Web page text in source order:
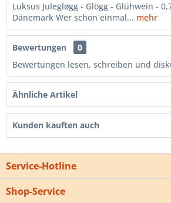
Luksus Julegløgg - Glögg - Glühwein -
Dänemark Wer schon einmal... mehr
Bewertungen
0
Bewertungen lesen, schreiben und
Ähnliche Artikel
Kunden kauften auch
Service-Hotline
Shop-Service